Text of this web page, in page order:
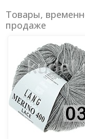
Товары,
продаже